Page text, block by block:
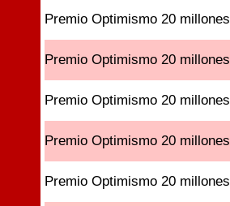
Premio Optimismo 20 millones
Premio Optimismo 20 millones
Premio Optimismo 20 millones
Premio Optimismo 20 millones
Premio Optimismo 20 millones